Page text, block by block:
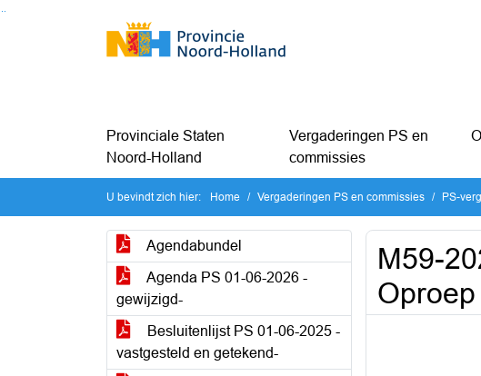
Ga naar de inhoud van deze pagina
Ga naar het zoeken
Provinciale Staten
Noord-Holland
Vergaderingen PS en
commissies
U bevindt zich hier: Home Vergaderingen PS en commissies PS-
Agendabundel
Agenda PS 01-06-2026 -
gewijzigd-
Besluitenlijst PS 01-06-2025 -
vastgesteld en getekend-
M59-